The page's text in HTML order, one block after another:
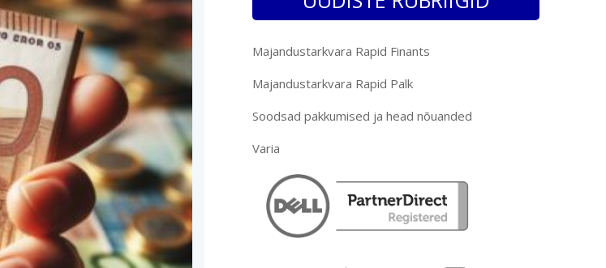
Majandustarkvara Rapid Finants
Majandustarkvara Rapid Palk
Soodsad pakkumised ja head nõuanded
Varia